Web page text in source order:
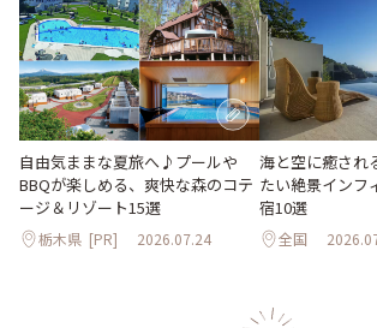
自由気ままな夏旅へ♪プールや
BBQが楽しめる、爽快な森のコテ
ージ＆リゾート15選
栃木県 [PR] 2026.07.24
海と空に癒され
たい絶景インフ
宿10選
全国